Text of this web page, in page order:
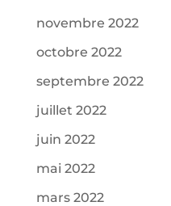
novembre 2022
octobre 2022
septembre 2022
juillet 2022
juin 2022
mai 2022
mars 2022